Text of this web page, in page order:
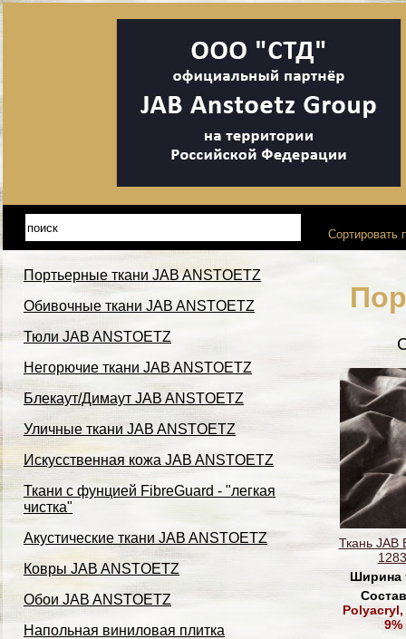
Портьерные ткани JAB ANSTOETZ
Обивочные ткани JAB ANSTOETZ
Тюли JAB ANSTOETZ
Негорючие ткани JAB ANSTOETZ
Блекаут/Димаут JAB ANSTOETZ
Уличные ткани JAB ANSTOETZ
Искусственная кожа JAB ANSTOETZ
Ткани с фунцией FibreGuard - "легкая
чистка"
Акустические ткани JAB ANSTOETZ
Ковры JAB ANSTOETZ
Обои JAB ANSTOETZ
Напольная виниловая плитка
Сортировать
Ткань JAB
Ширина
Polyacryl,